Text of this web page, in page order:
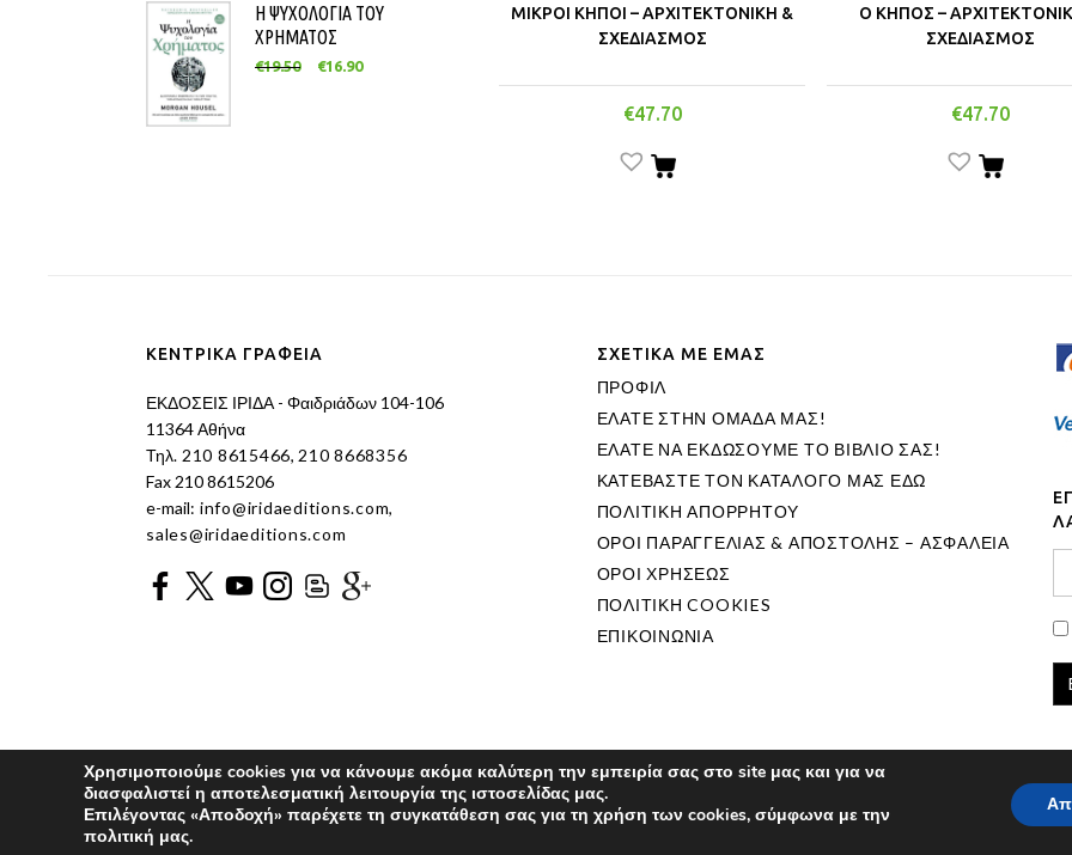
Η ΨΥΧΟΛΟΓΙΑ ΤΟΥ
ΧΡΗΜΑΤΟΣ
€19.50 €16.90
ΜΙΚΡΟΙ ΚΗΠΟΙ – ΑΡΧΙΤΕΚΤΟΝΙΚΗ &
ΣΧΕΔΙΑΣΜΟΣ
€47.70
Ο ΚΗΠΟΣ –
ΣΧΕΔΙΑΣΜΟΣ
€47.70
ΚΕΝΤΡΙΚΑ ΓΡΑΦΕΙΑ
ΕΚΔΟΣΕΙΣ ΙΡΙΔΑ - Φαιδριάδων 104-106
11364 Αθήνα
Τηλ. 210 8615466, 210 8668356
Fax 210 8615206
e-mail: info@iridaeditions.com,
sales@iridaeditions.com
ΣΧΕΤΙΚΑ ΜΕ ΕΜΑΣ
ΠΡΟΦΙΛ
ΕΛΑΤΕ ΣΤΗΝ ΟΜΑΔΑ ΜΑΣ!
ΕΛΑΤΕ ΝΑ ΕΚΔΩΣΟΥΜΕ ΤΟ ΒΙΒΛΙΟ ΣΑΣ!
ΚΑΤΕΒΑΣΤΕ ΤΟΝ ΚΑΤΑΛΟΓΟ ΜΑΣ ΕΔΩ
ΠΟΛΙΤΙΚΗ ΑΠΟΡΡΗΤΟΥ
ΟΡΟΙ ΠΑΡΑΓΓΕΛΙΑΣ & ΑΠΟΣΤΟΛΗΣ – ΑΣΦΑΛΕΙΑ
ΟΡΟΙ ΧΡΗΣΕΩΣ
ΠΟΛΙΤΙΚΗ COOKIES
ΕΠΙΚΟΙΝΩΝΙΑ
© CopyrightMarinet Ltd
Χρησιμοποιούμε cookies για να κάνουμε ακόμα καλύτερη την εμπειρία σας στο site μας και για να
διασφαλιστεί η αποτελεσματική λειτουργία της ιστοσελίδας μας.
Επιλέγοντας «Αποδοχή» παρέχετε τη συγκατάθεση σας για τη χρήση των cookies, σύμφωνα με την
πολιτική μας.